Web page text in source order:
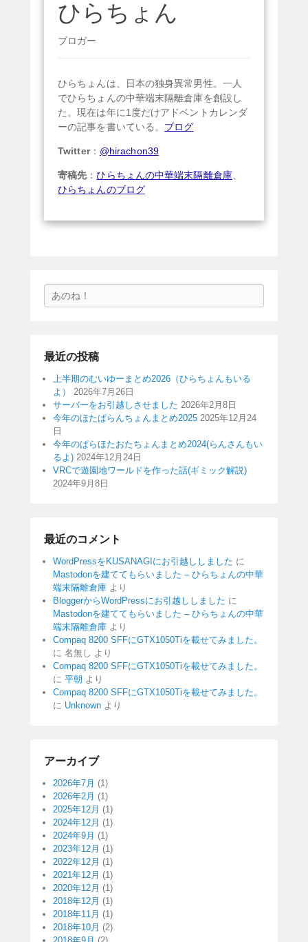
ひらちょん
ブロガー
ひらちょんは、日本の独身異常男性。一人
でひらちょんの中華端末隔離倉庫を創設し
た。現在は年に1度だけアドベントカレンダ
ーの記事を書いている。 ブログ
Twitter： @hirachon39
寄稿先 ：ひらちょんの中華端末隔離倉庫、
ひらちょんのブログ
索
最近の投稿
上半期のむいゆーまとめ2026（ひらちょんもいる
よ）
2026年7月26日
サーバーをお引越しさせました 2026年2月8日
今年のほたぱらんちょんまとめ2025 2025年12月24
日
今年のぱらほたおたちょんまとめ2024(らんさんもい
るよ) 2024年12月24日
VRCで遊園地ワールドを作った話(ギミック解説)
2024年9月8日
最近のコメント
WordPressをKUSANAGIにお引越ししました に
Mastodonを建ててもらいました – ひらちょんの中華
端末隔離倉庫 より
BloggerからWordPressにお引越ししました に
Mastodonを建ててもらいました – ひらちょんの中華
端末隔離倉庫 より
Compaq 8200 SFFにGTX1050Tiを載せてみました。
に 名無し より
Compaq 8200 SFFにGTX1050Tiを載せてみました。
に 平朝 より
Compaq 8200 SFFにGTX1050Tiを載せてみました。
に Unknown より
アーカイブ
2026年7月 (1)
2026年2月 (1)
2025年12月 (1)
2024年12月 (1)
2024年9月 (1)
2023年12月 (1)
2022年12月 (1)
2021年12月 (1)
2020年12月 (1)
2018年12月 (1)
2018年11月 (1)
2018年10月 (2)